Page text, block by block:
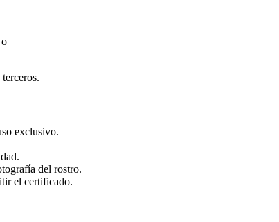
exclusivo.
del rostro.
el certificado.